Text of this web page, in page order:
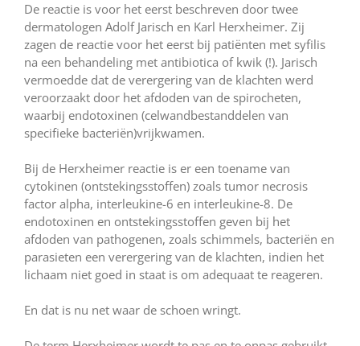
De reactie is voor het eerst beschreven door twee
dermatologen Adolf Jarisch en Karl Herxheimer. Zij
zagen de reactie voor het eerst bij patiënten met syfilis
na een behandeling met antibiotica of kwik (!). Jarisch
vermoedde dat de verergering van de klachten werd
veroorzaakt door het afdoden van de spirocheten,
waarbij endotoxinen (celwandbestanddelen van
specifieke bacteriën)vrijkwamen.
Bij de Herxheimer reactie is er een toename van
cytokinen (ontstekingsstoffen) zoals tumor necrosis
factor alpha, interleukine-6 en interleukine-8. De
endotoxinen en ontstekingsstoffen geven bij het
afdoden van pathogenen, zoals schimmels, bacteriën en
parasieten een verergering van de klachten, indien het
lichaam niet goed in staat is om adequaat te reageren.
En dat is nu net waar de schoen wringt.